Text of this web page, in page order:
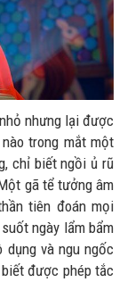
nhưng lại được
trong mắt một
chỉ biết ngồi ủ rũ
gã tể tưởng âm
tiên đoán mọi
ngày lẩm bẩm
dụng và ngu ngốc
được phép tắc